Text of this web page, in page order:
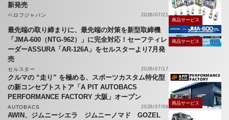
新発売
ベロフジャパン
2026/07/21
商品サービス
最先端の取り締まりに、最先端の対策を新型取締機
「JMA-600（NTG-962）」に完全対応！セーフティレ
ーダーASSURA「AR-126A」をセルスターより7月発
売
セルスター 2026/07/17
商品サービス
クルマの “走り” を極める、スポーツカスタム特化型
の新コンセプトストア「A PIT AUTOBACS
PERFORMANCE FACTORY 大阪」オープン
AUTOBACS 2026/07/08
商品サービス
AWIN、ジムニーシエラ ジムニーノマド GOZEL